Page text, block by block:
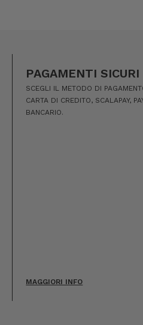
PAGAMENTI SICURI
SCEGLI IL METODO DI
CARTA DI CREDITO, SCALAPAY,
BANCARIO.
MAGGIORI INFO